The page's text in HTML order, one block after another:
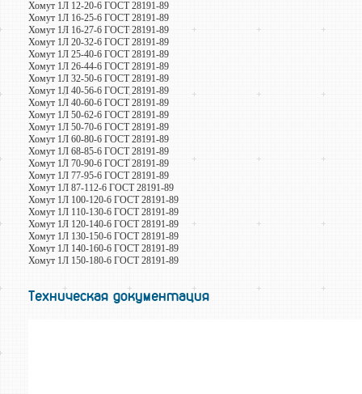
Хомут 1Л 12-20-6 ГОСТ 28191-89
Хомут 1Л 16-25-6 ГОСТ 28191-89
Хомут 1Л 16-27-6 ГОСТ 28191-89
Хомут 1Л 20-32-6 ГОСТ 28191-89
Хомут 1Л 25-40-6 ГОСТ 28191-89
Хомут 1Л 26-44-6 ГОСТ 28191-89
Хомут 1Л 32-50-6 ГОСТ 28191-89
Хомут 1Л 40-56-6 ГОСТ 28191-89
Хомут 1Л 40-60-6 ГОСТ 28191-89
Хомут 1Л 50-62-6 ГОСТ 28191-89
Хомут 1Л 50-70-6 ГОСТ 28191-89
Хомут 1Л 60-80-6 ГОСТ 28191-89
Хомут 1Л 68-85-6 ГОСТ 28191-89
Хомут 1Л 70-90-6 ГОСТ 28191-89
Хомут 1Л 77-95-6 ГОСТ 28191-89
Хомут 1Л 87-112-6 ГОСТ 28191-89
Хомут 1Л 100-120-6 ГОСТ 28191-89
Хомут 1Л 110-130-6 ГОСТ 28191-89
Хомут 1Л 120-140-6 ГОСТ 28191-89
Хомут 1Л 130-150-6 ГОСТ 28191-89
Хомут 1Л 140-160-6 ГОСТ 28191-89
Хомут 1Л 150-180-6 ГОСТ 28191-89
Техническая документация